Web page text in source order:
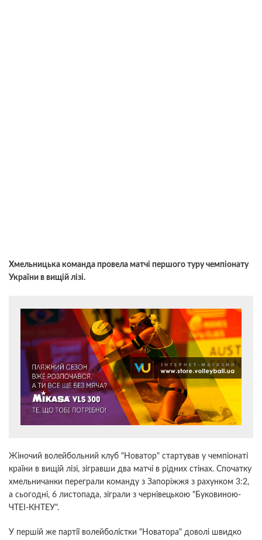
Хмельницька команда провела матчі першого туру чемпіонату
України в вищій лізі.
Жіночий волейбольний клуб "Новатор" стартував у чемпіонаті
країни в вищій лізі, зігравши два матчі в рідних стінах. Спочатку
хмельничанки переграли команду з Запоріжжя з рахунком 3:2,
а сьогодні, 6 листопада, зіграли з чернівецькою "Буковиною-
ЧТЕІ-КНТЕУ".
У першій же партії волейболістки "Новатора" доволі швидко